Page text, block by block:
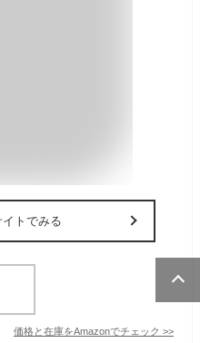
イトでみる
価格と在庫をAmazonでチェック >>